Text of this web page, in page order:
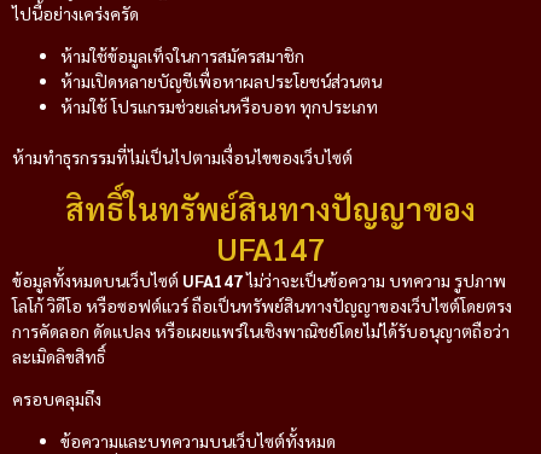
ไปนี้อย่างเคร่งครัด
ห้ามใช้ข้อมูลเท็จในการสมัครสมาชิก
ห้ามเปิดหลายบัญชีเพื่อหาผลประโยชน์ส่วนตน
ห้ามใช้ โปรแกรมช่วยเล่นหรือบอท ทุกประเภท
ห้ามทำธุรกรรมที่ไม่เป็นไปตามเงื่อนไขของเว็บไซต์
สิทธิ์ในทรัพย์สินทางปัญญาของ
UFA147
ข้อมูลทั้งหมดบนเว็บไซต์ UFA147ไม่ว่าจะเป็นข้อความ บทความ รูปภาพ
โลโก้ วิดีโอ หรือซอฟต์แวร์ ถือเป็นทรัพย์สินทางปัญญาของเว็บไซต์โดยตรง
การคัดลอก ดัดแปลง หรือเผยแพร่ในเชิงพาณิชย์โดยไม่ได้รับอนุญาตถือว่า
ละเมิดลิขสิทธิ์
ครอบคลุมถึง
ข้อความและบทความบนเว็บไซต์ทั้งหมด